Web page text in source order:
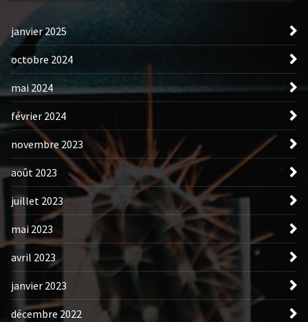
janvier 2025
octobre 2024
mai 2024
février 2024
novembre 2023
août 2023
juillet 2023
mai 2023
avril 2023
janvier 2023
décembre 2022